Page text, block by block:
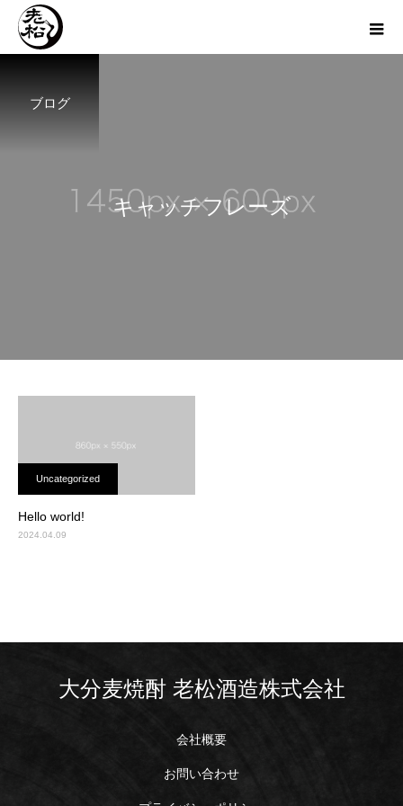
ブログ
キャッチフレーズ
Uncategorized
Hello world!
2024.04.09
大分麦焼酎 老松酒造株式会社
会社概要
お問い合わせ